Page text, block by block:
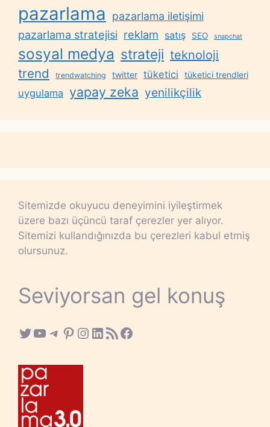
pazarlama
pazarlama iletişimi
pazarlama stratejisi reklam satış SEO snapchat
sosyal medya strateji teknoloji
trend trendwatching twitter tüketici tüketici trendleri
uygulama yapay zeka yenilikçilik
Sitemizde okuyucu deneyimini iyileştirmek
üzere bazı üçüncü taraf çerezler yer alıyor.
Sitemizi kullandığınızda bu çerezleri kabul etmiş
olursunuz.
Seviyorsan gel konuş
Twitter
YouTube
Telegram
Pinterest
Instagram
LinkedIn
RSS FeedFacebook